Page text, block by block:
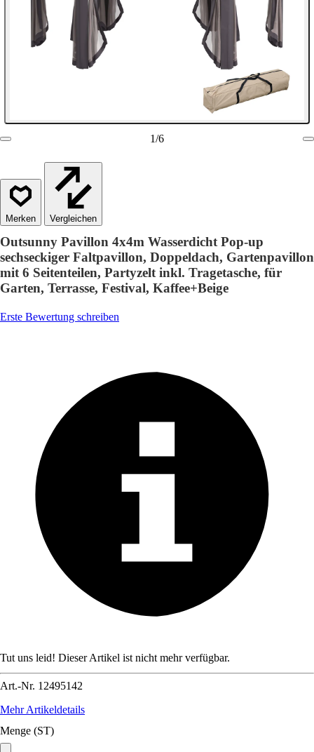
1/6
Vergleichen
Outsunny Pavillon 4x4m Wasserdicht Pop-up
sechseckiger Faltpavillon, Doppeldach, Gartenpavillon
mit 6 Seitenteilen, Partyzelt inkl. Tragetasche, für
Garten, Terrasse, Festival, Kaffee+Beige
Erste Bewertung schreiben
Tut uns leid! Dieser Artikel ist nicht mehr verfügbar.
Art.-Nr. 12495142
Mehr Artikeldetails
Menge (ST)